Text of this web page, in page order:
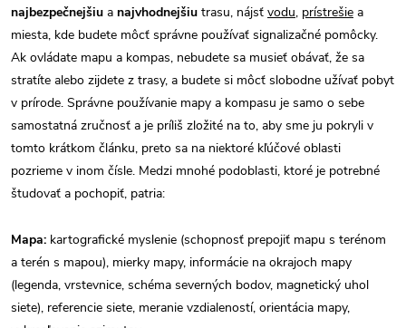
najbezpečnejšiu a najvhodnejšiu trasu, nájsť vodu, prístrešie a
miesta, kde budete môcť správne používať signalizačné pomôcky.
Ak ovládate mapu a kompas, nebudete sa musieť obávať, že sa
stratíte alebo zijdete z trasy, a budete si môcť slobodne užívať pobyt
v prírode. Správne používanie mapy a kompasu je samo o sebe
samostatná zručnosť a je príliš zložité na to, aby sme ju pokryli v
tomto krátkom článku, preto sa na niektoré kľúčové oblasti
pozrieme v inom čísle. Medzi mnohé podoblasti, ktoré je potrebné
študovať a pochopiť, patria:
Mapa: kartografické myslenie (schopnosť prepojiť mapu s terénom
a terén s mapou), mierky mapy, informácie na okrajoch mapy
(legenda, vrstevnice, schéma severných bodov, magnetický uhol
siete), referencie siete, meranie vzdialeností, orientácia mapy,